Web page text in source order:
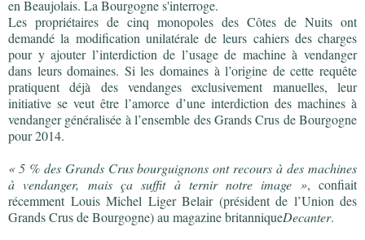
en Beaujolais. La Bourgogne s'interroge.
Les propriétaires de cinq monopoles des Côtes de Nuits ont
demandé la modification unilatérale de leurs cahiers des charges
pour y ajouter l’interdiction de l’usage de machine à vendanger
dans leurs domaines. Si les domaines à l’origine de cette requête
pratiquent déjà des vendanges exclusivement manuelles, leur
initiative se veut être l’amorce d’une interdiction des machines à
vendanger généralisée à l’ensemble des Grands Crus de Bourgogne
pour 2014.
« 5 % des Grands Crus bourguignons ont recours à des machines
à vendanger, mais ça suffit à ternir notre image », confiait
récemment Louis Michel Liger Belair (président de l’Union des
Grands Crus de Bourgogne) au magazine britanniqueDecanter.